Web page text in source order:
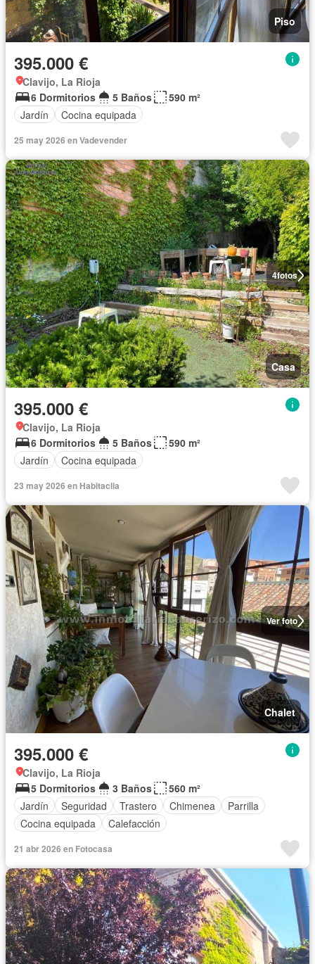
Piso
395.000 €
Clavijo, La Rioja
6 Dormitorios
5 Baños
590 m²
Jardín
Cocina equipada
25 may 2026 en Vadevender
4fotos
Casa
395.000 €
Clavijo, La Rioja
6 Dormitorios
5 Baños
590 m²
Jardín
Cocina equipada
23 may 2026 en Habitaclia
Ver foto
Chalet
395.000 €
Clavijo, La Rioja
5 Dormitorios
3 Baños
560 m²
Jardín
Seguridad Trastero Chimenea
Parrilla
Cocina equipada
Calefacción
21 abr 2026 en Fotocasa